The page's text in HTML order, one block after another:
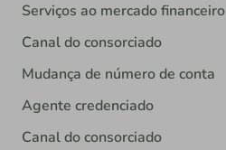
Serviços ao mercado financeiro
Canal do consorciado
Mudança de número de conta
Agente credenciado
Canal do consorciado